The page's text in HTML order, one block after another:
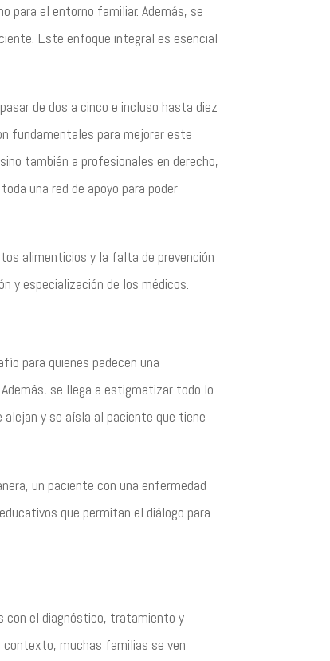
para el entorno familiar. Además, se
Este enfoque integral es esencial
de dos a cinco e incluso hasta diez
fundamentales para mejorar este
también a profesionales en derecho,
una red de apoyo para poder
alimenticios y la falta de prevención
y especialización de los médicos.
para quienes padecen una
se llega a estigmatizar todo lo
y se aísla al paciente que tiene
un paciente con una enfermedad
que permitan el diálogo para
con el diagnóstico, tratamiento y
contexto, muchas familias se ven